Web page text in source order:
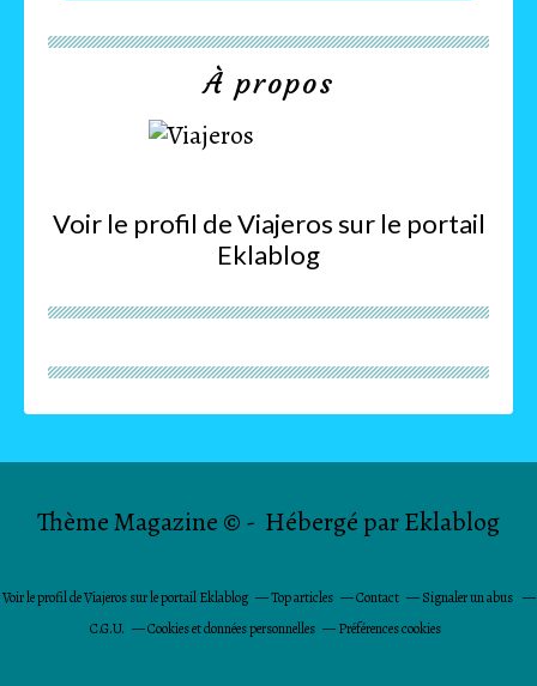
À propos
Voir le profil deViajerossur le portail
Eklablog
Thème Magazine © - Hébergé parEklablog
Voir le profil deViajerossur le portail Eklablog Top articles Contact
Signaler un abus
C.G.U.
Cookies et données personnelles Préférences cookies